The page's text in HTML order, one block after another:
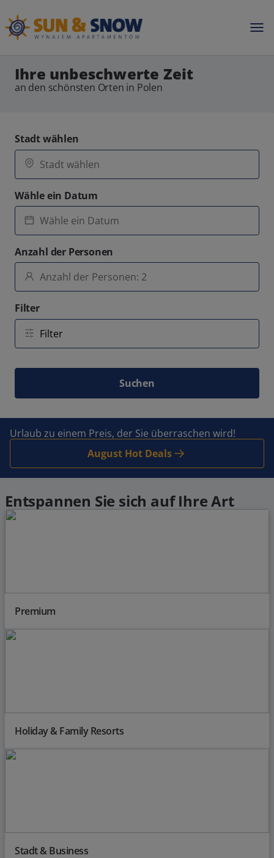
Ihre unbeschwerte Zeit
an den schönsten Orten in Polen
Stadt wählen
Wähle ein Datum
Anzahl der Personen
Filter
Suchen
Urlaub zu einem Preis, der Sie überraschen wird!
August Hot Deals
Entspannen Sie sich auf Ihre Art
Premium
Holiday & Family Resorts
Stadt & Business